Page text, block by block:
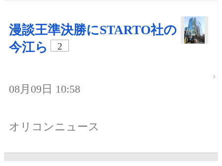
漫談王準決勝にSTARTO社の
今江ら
2
08月09日 10:58
オリコンニュース